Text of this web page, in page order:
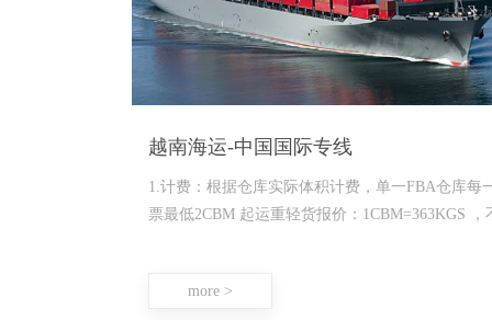
越南海运-中国国际专线
1.计费：根据仓库实际体积计费，单一FBA仓库每
票最低2CBM 起运重轻货报价：1CBM=363KGS ，
more >